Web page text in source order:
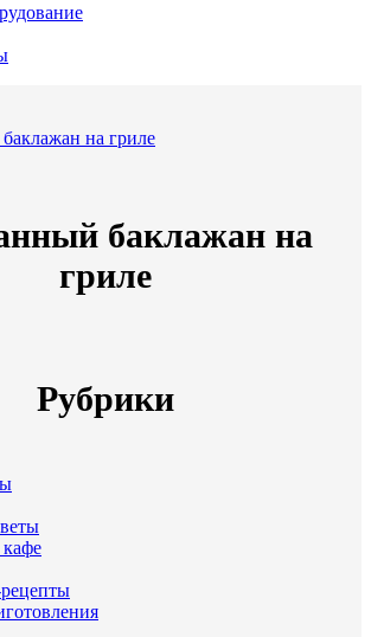
на гриле
баклажан на
гриле
Рубрики